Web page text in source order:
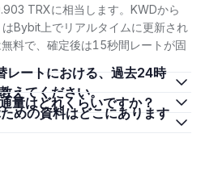
TRXに相当します。KWDから
Bybit上でリアルタイムに更新され
料で、確定後は15秒間レートが固
えてください。
通量はどれくらいですか？